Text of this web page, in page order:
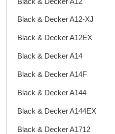
Black & Decker A12-XJ
Black & Decker A12EX
Black & Decker A14
Black & Decker A14F
Black & Decker A144
Black & Decker A144EX
Black & Decker A1712